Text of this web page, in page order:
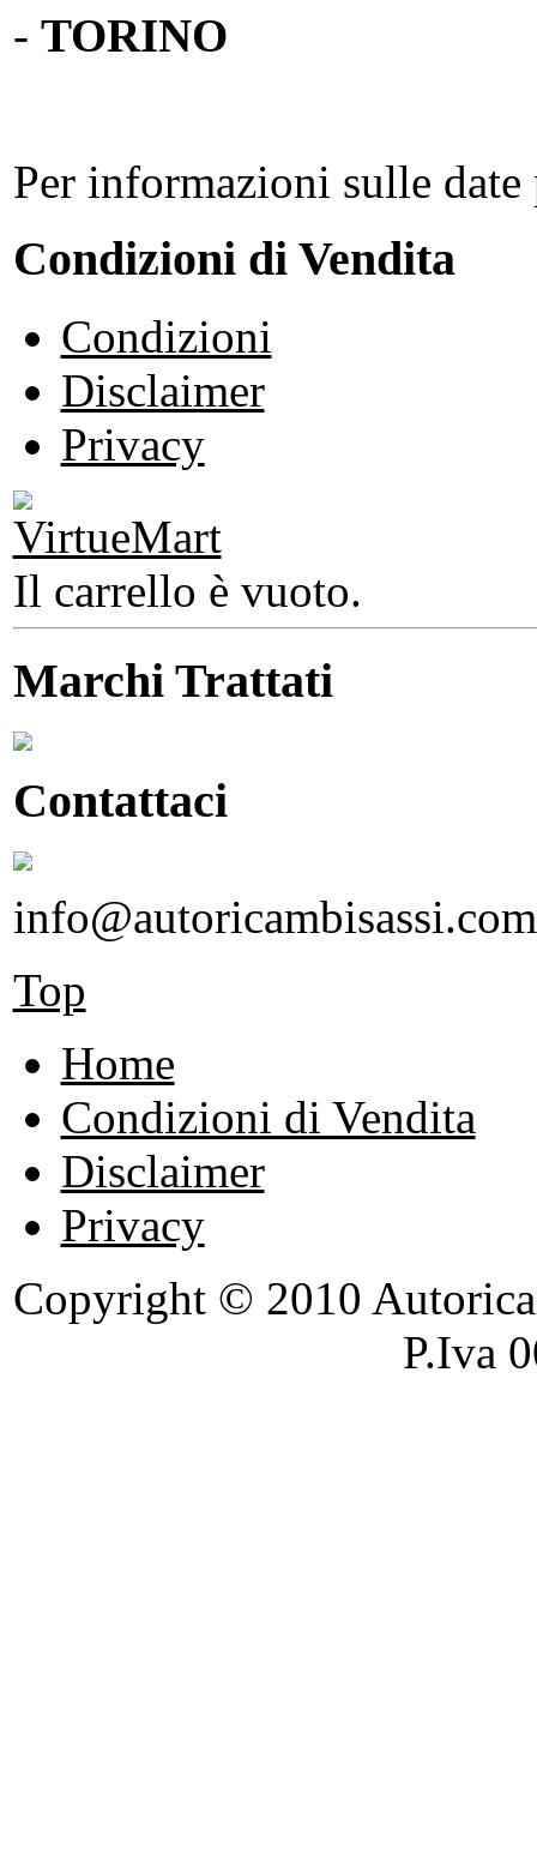
- TORINO
Per informazioni sulle
Condizioni di Vendita
Condizioni
Disclaimer
Privacy
Il carrello è vuoto.
Marchi Trattati
Contattaci
info@autoricambisassi.com
Top
Home
Condizioni di Vendita
Disclaimer
Privacy
Copyright © 2010
P.Iva